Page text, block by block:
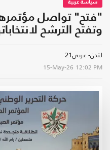
سياسة عربية
"فتح" تواصل مؤتمرها
وتفتح الترشح
لندن- عربي21
15-May-26 12:02 PM